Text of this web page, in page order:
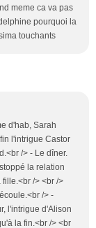
meme ca va pas
pourquoi la
touchants
d'hab, Sarah
l'intrigue Castor
/> - Le dîner.
la relation
/> <br />
/> -
l'intrigue d'Alison
la fin.<br /> <br